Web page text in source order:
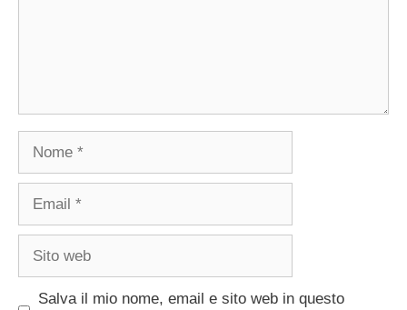
Nome
Email
Sito
Salva il mio nome, email e sito web in questo